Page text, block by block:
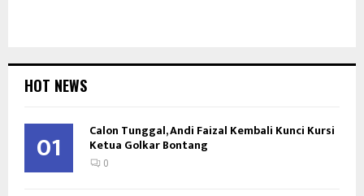
HOT NEWS
01 Calon Tunggal, Andi Faizal Kembali Kunci Kursi
Ketua Golkar Bontang
0